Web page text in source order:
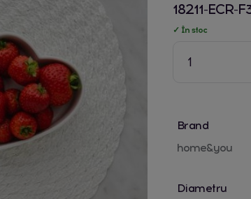
18211-ECR-
✓ În stoc
1
Brand
home&you
Diametru